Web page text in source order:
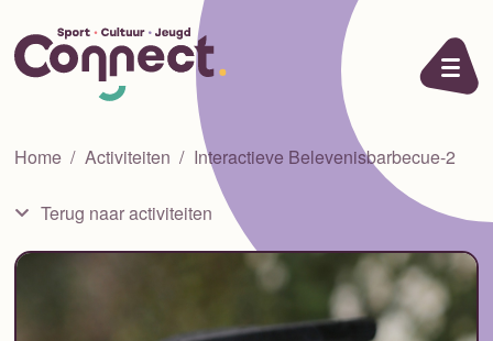
Ga naar de inhoud
Home Activiteiten Interactieve Belevenisbarbecue-2
Terug naar activiteiten